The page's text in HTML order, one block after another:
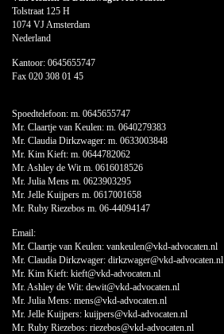
Tolstraat 125 H
1074 VJ Amsterdam
Nederland
Kantoor: 0645655747
Fax 020 308 01 45
Spoedtelefoon: m. 0645655747
Mr. Claartje van Keulen: m. 0640279383
Mr. Claudia Dirkzwager: m. 0633003848
Mr. Kim Kieft: m. 0644782062
Mr. Ashley de Wit m. 0616018526
Mr. Julia Mens m. 0623903295
Mr. Jelle Kuijpers m. 0617001658
Mr. Ruby Riezebos m. 06-44094147
Email:
Mr. Claartje van Keulen: vankeulen@vkd-advocaten.nl
Mr. Claudia Dirkzwager: dirkzwager@vkd-advocaten.nl
Mr. Kim Kieft: kieft@vkd-advocaten.nl
Mr. Ashley de Wit: dewit@vkd-advocaten.nl
Mr. Julia Mens: mens@vkd-advocaten.nl
Mr. Jelle Kuijpers: kuijpers@vkd-advocaten.nl
Mr. Ruby Riezebos: riezebos@vkd-advocaten.nl